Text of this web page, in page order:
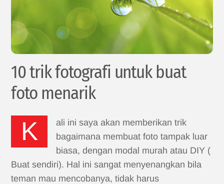
10 trik fotografi untuk buat
foto menarik
Kali ini saya akan memberikan trik
bagaimana membuat foto tampak luar
biasa, dengan modal murah atau DIY (
Buat sendiri). Hal ini sangat menyenangkan bila
teman mau mencobanya, tidak harus